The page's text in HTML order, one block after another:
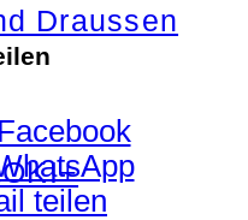
Draussen
teilen